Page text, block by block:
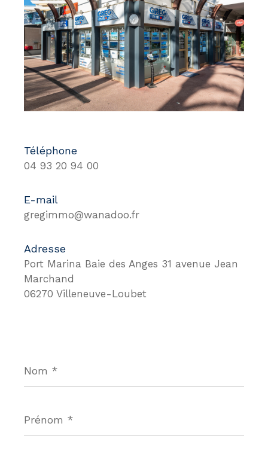
Téléphone
04 93 20 94 00
E-mail
gregimmo@wanadoo.fr
Adresse
Port Marina Baie des Anges 31 avenue Jean
Marchand
06270 Villeneuve-Loubet
*
*